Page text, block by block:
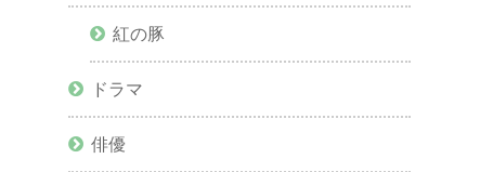
紅の豚
ドラマ
俳優